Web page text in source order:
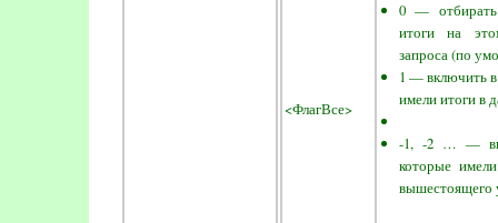
<ФлагВсе>
0 — отбирать
итоги на
запроса (по
1 — включить
имели итоги в
-1, -2 … —
которые
вышестоящего